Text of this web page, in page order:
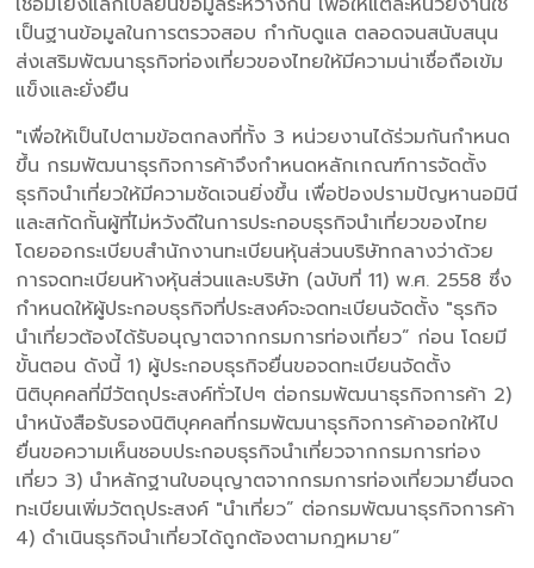
เป็นฐานข้อมูลในการตรวจสอบ กำกับดูแล ตลอดจนสนับสนุน
ส่งเสริมพัฒนาธุรกิจท่องเที่ยวของไทยให้มีความน่าเชื่อถือเข้ม
แข็งและยั่งยืน
"เพื่อให้เป็นไปตามข้อตกลงที่ทั้ง 3 หน่วยงานได้ร่วมกันกำหนด
ขึ้น กรมพัฒนาธุรกิจการค้าจึงกำหนดหลักเกณฑ์การจัดตั้ง
ธุรกิจนำเที่ยวให้มีความชัดเจนยิ่งขึ้น เพื่อป้องปรามปัญหานอมินี
และสกัดกั้นผู้ที่ไม่หวังดีในการประกอบธุรกิจนำเที่ยวของไทย
โดยออกระเบียบสำนักงานทะเบียนหุ้นส่วนบริษัทกลางว่าด้วย
การจดทะเบียนห้างหุ้นส่วนและบริษัท (ฉบับที่ 11) พ.ศ. 2558 ซึ่ง
กำหนดให้ผู้ประกอบธุรกิจที่ประสงค์จะจดทะเบียนจัดตั้ง "ธุรกิจ
นำเที่ยวต้องได้รับอนุญาตจากกรมการท่องเที่ยว” ก่อน โดยมี
ขั้นตอน ดังนี้ 1) ผู้ประกอบธุรกิจยื่นขอจดทะเบียนจัดตั้ง
นิติบุคคลที่มีวัตถุประสงค์ทั่วไปๆ ต่อกรมพัฒนาธุรกิจการค้า 2)
นำหนังสือรับรองนิติบุคคลที่กรมพัฒนาธุรกิจการค้าออกให้ไป
ยื่นขอความเห็นชอบประกอบธุรกิจนำเที่ยวจากกรมการท่อง
เที่ยว 3) นำหลักฐานใบอนุญาตจากกรมการท่องเที่ยวมายื่นจด
ทะเบียนเพิ่มวัตถุประสงค์ "นำเที่ยว” ต่อกรมพัฒนาธุรกิจการค้า
4) ดำเนินธุรกิจนำเที่ยวได้ถูกต้องตามกฎหมาย”